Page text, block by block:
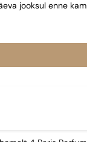
jooksul enne